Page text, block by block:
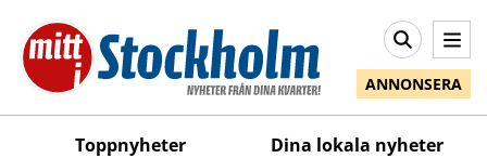
ANNONSERA
Toppnyheter Dina lokala nyheter